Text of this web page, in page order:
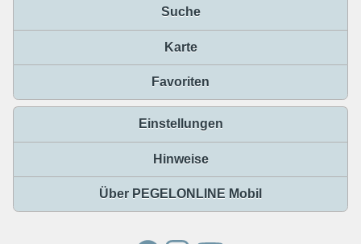
Suche
Karte
Favoriten
Einstellungen
Hinweise
Über PEGELONLINE Mobil